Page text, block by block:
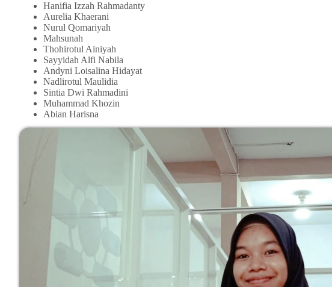
Hanifia Izzah Rahmadanty
Aurelia Khaerani
Nurul Qomariyah
Mahsunah
Thohirotul Ainiyah
Sayyidah Alfi Nabila
Andyni Loisalina Hidayat
Nadlirotul Maulidia
Sintia Dwi Rahmadini
Muhammad Khozin
Abian Harisna